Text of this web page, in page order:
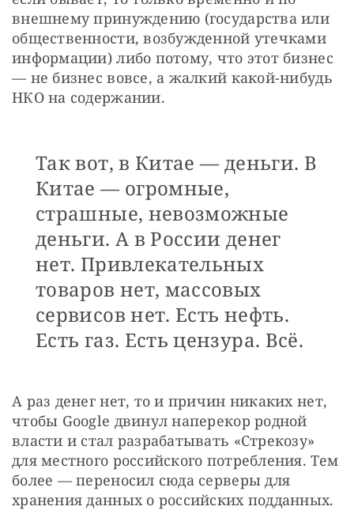
внешнему принуждению (государства или
общественности, возбужденной утечками
информации) либо потому, что этот бизнес
— не бизнес вовсе, а жалкий какой-нибудь
НКО на содержании.
Так вот, в Китае — деньги. В
Китае — огромные,
страшные, невозможные
деньги. А в России денег
нет. Привлекательных
товаров нет, массовых
сервисов нет. Есть нефть.
Есть газ. Есть цензура. Всё.
А раз денег нет, то и причин никаких нет,
чтобы Google двинул наперекор родной
власти и стал разрабатывать «Стрекозу»
для местного российского потребления. Тем
более — переносил сюда серверы для
хранения данных о российских подданных.